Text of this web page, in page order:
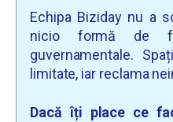
Echipa Biziday nu a
nicio formă de
guvernamentale.
limitate, iar reclama
Dacă îți place ce